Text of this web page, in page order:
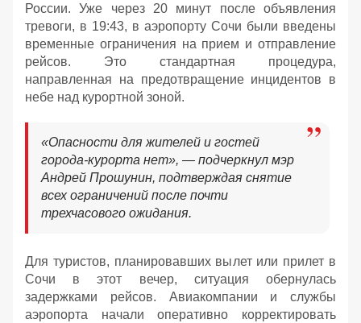
России. Уже через 20 минут после объявления
тревоги, в 19:43, в аэропорту Сочи были введены
временные ограничения на прием и отправление
рейсов. Это стандартная процедура,
направленная на предотвращение инцидентов в
небе над курортной зоной.
«Опасности для жителей и гостей
города-курорта нет», — подчеркнул мэр
Андрей Прошунин, подтверждая снятие
всех ограничений после почти
трехчасового ожидания.
Для туристов, планировавших вылет или прилет в
Сочи в этот вечер, ситуация обернулась
задержками рейсов. Авиакомпании и службы
аэропорта начали оперативно корректировать